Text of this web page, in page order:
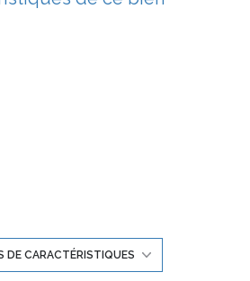
équipée)
DE CARACTÉRISTIQUES